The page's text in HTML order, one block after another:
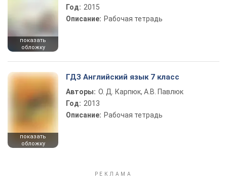
показать
обложку
Год: 2015
Описание: Рабочая тетрадь
показать
обложку
ГДЗ Английский язык 7 класс
Авторы: О. Д. Карпюк, А.В. Павлюк
Год: 2013
Описание: Рабочая тетрадь